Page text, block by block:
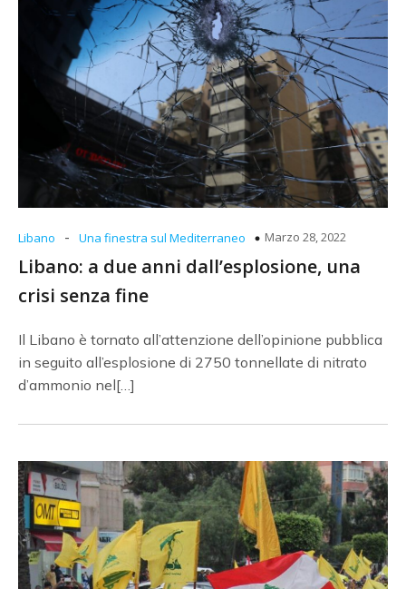
Libano - Una finestra sul Mediterraneo Marzo 28, 2022
Libano: a due anni dall’esplosione, una
crisi senza fine
Il Libano è tornato all’attenzione dell’opinione pubblica
in seguito all’esplosione di 2750 tonnellate di nitrato
d’ammonio nel[…]